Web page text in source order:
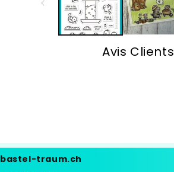
Avis Clients
bastel-traum.ch